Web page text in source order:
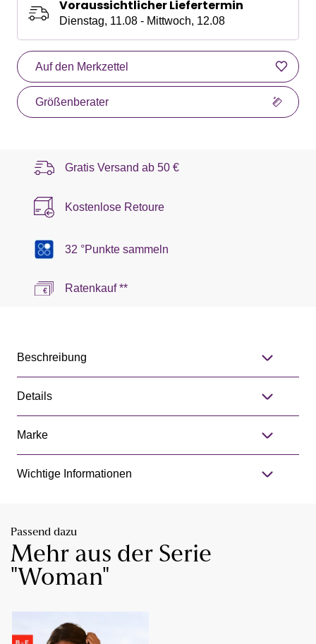
Voraussichtlicher Liefertermin
Dienstag, 11.08 - Mittwoch, 12.08
Auf den Merkzettel
Größenberater
Gratis Versand ab 50 €
Kostenlose Retoure
32 °Punkte sammeln
Ratenkauf **
Beschreibung
Details
Marke
Wichtige Informationen
Passend dazu
Mehr aus der Serie
"Woman"